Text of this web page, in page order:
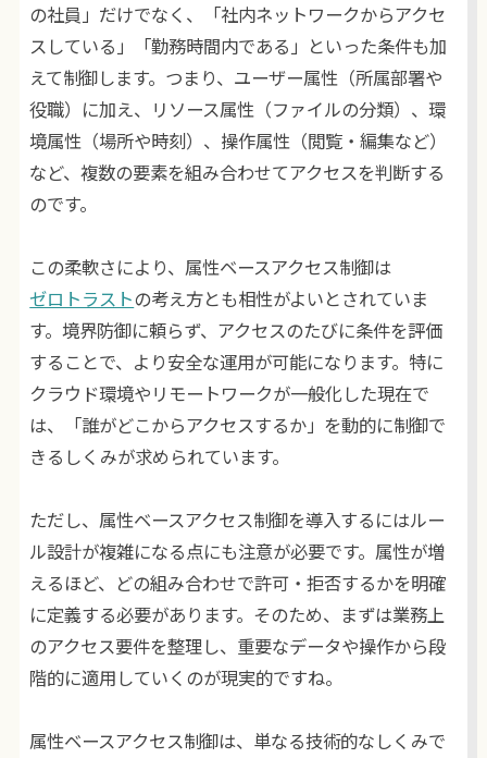
の社員」だけでなく、「社内ネットワークからアクセ
スしている」「勤務時間内である」といった条件も加
えて制御します。つまり、ユーザー属性（所属部署や
役職）に加え、リソース属性（ファイルの分類）、環
境属性（場所や時刻）、操作属性（閲覧・編集など）
など、複数の要素を組み合わせてアクセスを判断する
のです。
この柔軟さにより、属性ベースアクセス制御は
ゼロトラストの考え方とも相性がよいとされていま
す。境界防御に頼らず、アクセスのたびに条件を評価
することで、より安全な運用が可能になります。特に
クラウド環境やリモートワークが一般化した現在で
は、「誰がどこからアクセスするか」を動的に制御で
きるしくみが求められています。
ただし、属性ベースアクセス制御を導入するにはルー
ル設計が複雑になる点にも注意が必要です。属性が増
えるほど、どの組み合わせで許可・拒否するかを明確
に定義する必要があります。そのため、まずは業務上
のアクセス要件を整理し、重要なデータや操作から段
階的に適用していくのが現実的ですね。
属性ベースアクセス制御は、単なる技術的なしくみで